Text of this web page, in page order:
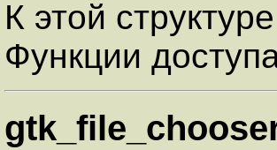
К этой
Функции